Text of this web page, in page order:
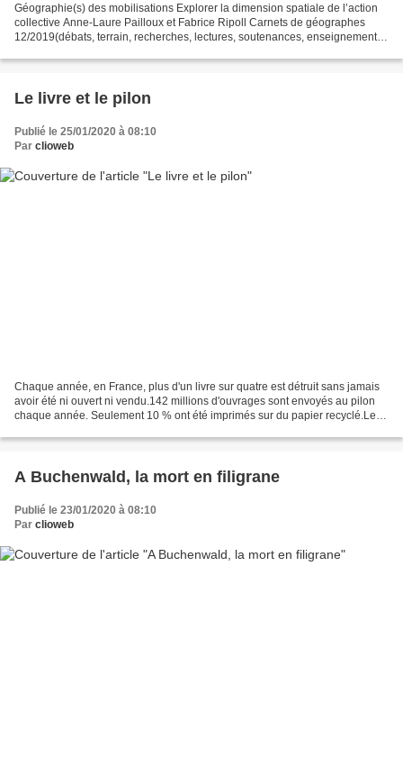
Géographie(s) des mobilisations Explorer la dimension spatiale de l’action
collective Anne-Laure Pailloux et Fabrice Ripoll Carnets de géographes
12/2019(débats, terrain, recherches, lectures, soutenances, enseignements)
Le livre et le pilon
Publié le 25/01/2020 à 08:10
Par clioweb
Chaque année, en France, plus d'un livre sur quatre est détruit sans jamais
avoir été ni ouvert ni vendu.142 millions d'ouvrages sont envoyés au pilon
chaque année. Seulement 10 % ont été imprimés sur du papier recyclé.Le
A Buchenwald, la mort en filigrane
Publié le 23/01/2020 à 08:10
Par clioweb